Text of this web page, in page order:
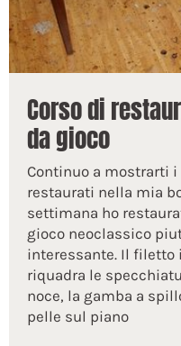
Corso di
da gioco
Continuo a mostrarti
restaurati nella mia
settimana ho
gioco neoclassico
interessante. Il filetto
riquadra le
noce, la gamba a
pelle sul piano